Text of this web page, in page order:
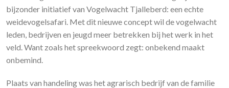
bijzonder initiatief van Vogelwacht Tjalleberd: een echte
weidevogelsafari. Met dit nieuwe concept wil de vogelwacht
leden, bedrijven en jeugd meer betrekken bij het werk in het
veld. Want zoals het spreekwoord zegt: onbekend maakt
onbemind.
Plaats van handeling was het agrarisch bedrijf van de familie